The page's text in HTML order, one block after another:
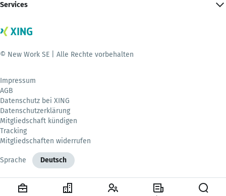
Services
© New Work SE | Alle Rechte vorbehalten
Impressum
AGB
Datenschutz bei XING
Datenschutzerklärung
Mitgliedschaft kündigen
Tracking
Mitgliedschaften widerrufen
Sprache Deutsch